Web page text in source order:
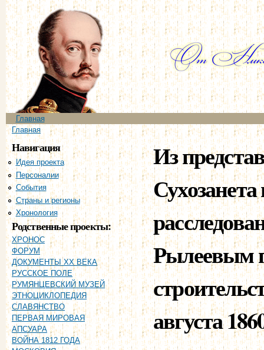
Главное меню
Главная
Вы здесь
Главная
Навигация
Идея проекта
Персоналии
События
Страны и регионы
Хронология
Родственные проекты:
ХРОНОС
ФОРУМ
ДОКУМЕНТЫ XX ВЕКА
РУССКОЕ ПОЛЕ
РУМЯНЦЕВСКИЙ МУЗЕЙ
ЭТНОЦИКЛОПЕДИЯ
СЛАВЯНСТВО
ПЕРВАЯ МИРОВАЯ
АПСУАРА
ВОЙНА 1812 ГОДА
Из
Рылеевым
августа